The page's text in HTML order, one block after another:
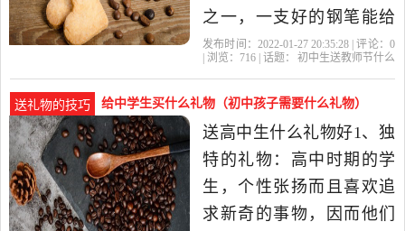
之一，一支好的钢笔能给
老师的工作带来很多的便
了初中毕业送给老师最实
用的礼物，所以毕业的时
候送一支刻有老师名字的
钢笔很有纪念意义。 2、感
谢师恩摆.
发布时间：2022-01-27 20:35:28 | 评论： 0
| 浏览： 716 | 话题：
初中生送教师节什么
送礼物的技巧 给中学生买什么礼物（初中孩子需要什么礼物）
送高中生什么礼物好1、独
特的礼物：高中时期的学
生，个性张扬而且喜欢追
求新奇的事物，因而他们